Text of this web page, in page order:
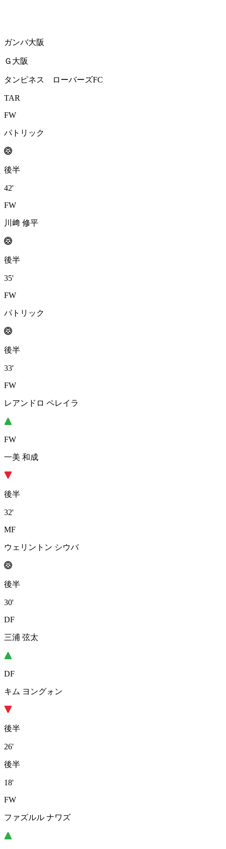
ガンバ大阪
Ｇ大阪
タンピネス ローバーズFC
TAR
FW
パトリック
後半
42'
FW
川﨑 修平
後半
35'
FW
パトリック
後半
33'
FW
レアンドロ ペレイラ
FW
一美 和成
後半
32'
MF
ウェリントン シウバ
後半
30'
DF
三浦 弦太
DF
キム ヨングォン
後半
26'
後半
18'
FW
ファズルル ナワズ